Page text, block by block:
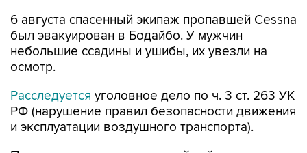
6 августа спасенный экипаж пропавшей Cessna
был эвакуирован в Бодайбо. У мужчин
небольшие ссадины и ушибы, их увезли на
осмотр.
Расследуется уголовное дело по ч. 3 ст. 263 УК
РФ (нарушение правил безопасности движения
и эксплуатации воздушного транспорта).